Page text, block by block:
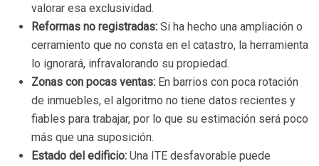
valorar esa exclusividad.
Reformas no registradas: Si ha hecho una ampliación o
cerramiento que no consta en el catastro, la herramienta
lo ignorará, infravalorando su propiedad.
Zonas con pocas ventas: En barrios con poca rotación
de inmuebles, el algoritmo no tiene datos recientes y
fiables para trabajar, por lo que su estimación será poco
más que una suposición.
Estado del edificio: Una ITE desfavorable puede